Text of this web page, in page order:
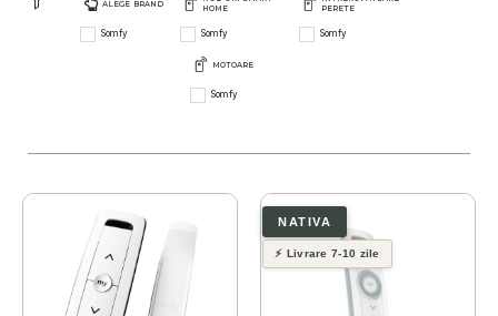
ALEGE BRAND
Somfy
HOME
Somfy
PERETE
Somfy
MOTOARE
Somfy